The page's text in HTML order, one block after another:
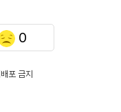
0
포 금지